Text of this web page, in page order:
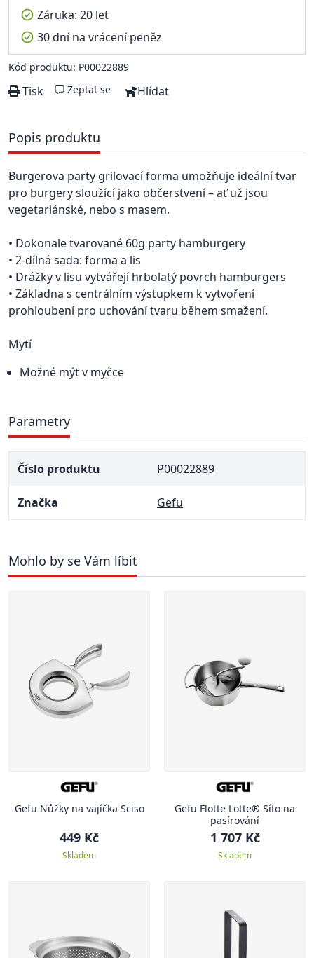
Záruka: 20 let
30 dní na vrácení peněz
Kód produktu: P00022889
Tisk Zeptat se Hlídat
Popis produktu
Burgerova party grilovací forma umožňuje ideální tvar
pro burgery sloužící jako občerstvení – ať už jsou
vegetariánské, nebo s masem.
• Dokonale tvarované 60g party hamburgery
• 2-dílná sada: forma a lis
• Drážky v lisu vytvářejí hrbolatý povrch hamburgers
• Základna s centrálním výstupkem k vytvoření
prohloubení pro uchování tvaru během smažení.
Mytí
Možné mýt v myčce
Parametry
Číslo produktu P00022889
Značka Gefu
Mohlo by se Vám líbit
Gefu Nůžky na vajíčka Sciso
449 Kč
Skladem
Gefu Flotte Lotte® Síto na
pasírování
1 707 Kč
Skladem